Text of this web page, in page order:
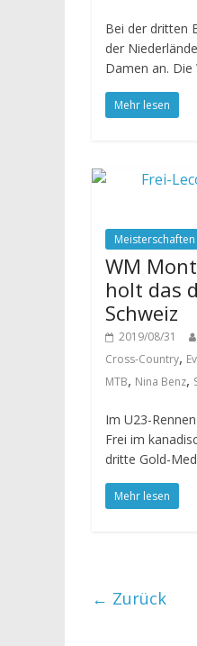
Bei der dritten
der
Damen an.
Mehr lesen
Meisterschaften
WM
holt das
Schweiz
2019/08/31
Cross-Country,
MTB, Nina Benz,
Im U23-
Frei im
dritte Gold-
Mehr lesen
← Zurück